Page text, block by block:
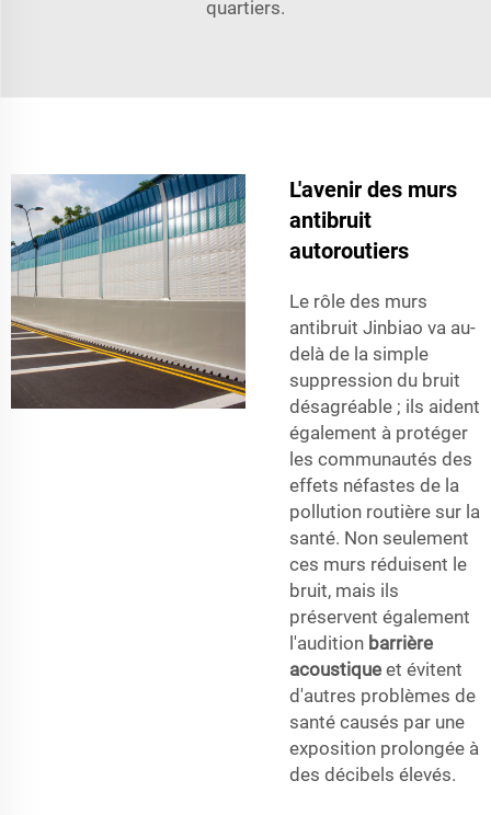
quartiers.
L'avenir des murs
antibruit
autoroutiers
Le rôle des murs
antibruit Jinbiao va au-
delà de la simple
suppression du bruit
désagréable ; ils aident
également à protéger
les communautés des
effets néfastes de la
pollution routière sur la
santé. Non seulement
ces murs réduisent le
bruit, mais ils
préservent également
l'audition barrière
acoustique et évitent
d'autres problèmes de
santé causés par une
exposition prolongée à
des décibels élevés.